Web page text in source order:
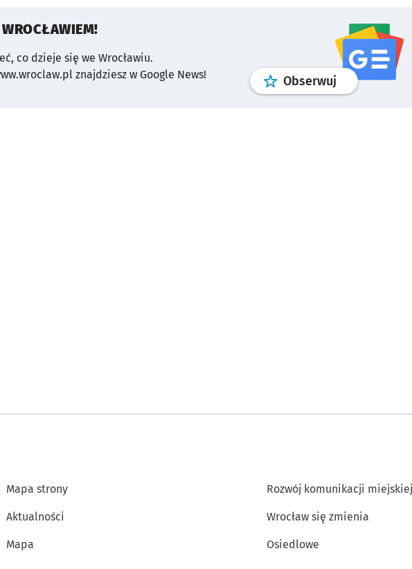
co dzieje się we Wrocławiu.
znajdziesz w Google News!
Obserwuj profilgoogle
Mapa strony
Aktualności
Mapa
Rozwój komunikacji miejskiej
Wrocław się zmienia
Osiedlowe